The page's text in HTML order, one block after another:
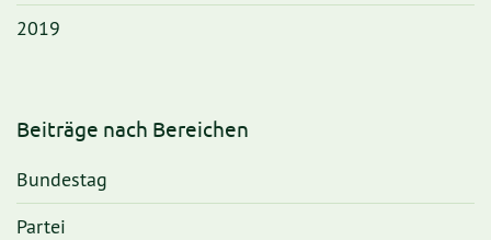
2019
Beiträge nach Bereichen
Bundestag
Partei